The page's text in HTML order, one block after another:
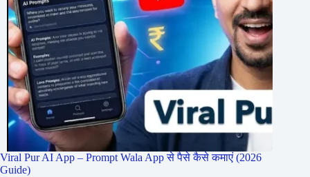
Viral Pur AI App – Prompt Wala App से पैसे कैसे कमाएं (2026
Guide)